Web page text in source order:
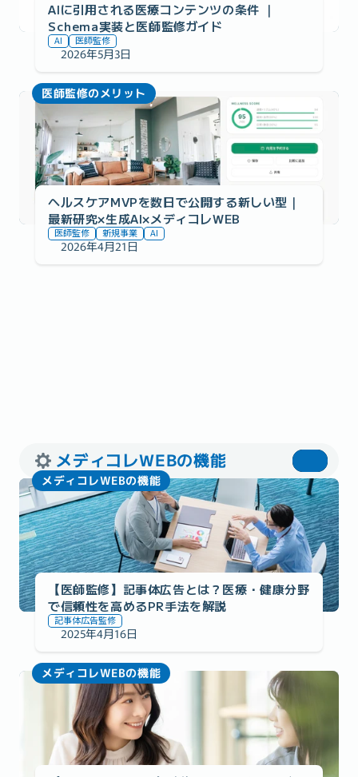
AIに引用される医療コンテンツの条件 ｜
Schema実装と医師監修ガイド
AI 医師監修
2026年5月3日
医師監修のメリット
ヘルスケアMVPを数日で公開する新しい型｜
最新研究×生成AI×メディコレWEB
医師監修 新規事業 AI
2026年4月21日
メディコレWEBの機能
メディコレWEBの機能
【医師監修】記事体広告とは？医療・健康分野
で信頼性を高めるPR手法を解説
記事体広告監修
2025年4月16日
メディコレWEBの機能